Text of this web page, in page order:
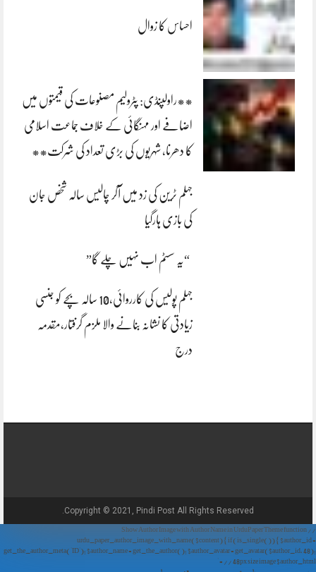
احساس کا زوال
**راولپنڈی: پٹرولیم مصنوعات کی قیمتوں میں
اضافے اور مہنگائی کے خلاف جماعت اسلامی
کا دھرنا، شہریوں کی بڑی تعداد کی شرکت**
جہلم ٹرین کی زد میں آکر چالیس سالہ شخص جان
کی بازی ہارگیا
“یہ سسٹم اب نہیں چلے گا”
جہلم پولیس کی کارروائی،10 سالہ بچے کو جنسی
زیادتی کا نشانہ بنانے والا ملزم گرفتار،مقدمہ
درج
Copyright © 2021, Pindi Post All Rights Reserved.
// Show Author Image with Author Name in UrduPaper Theme function
urdu_paper_author_image_with_name($content) { if (is_single()) { $author_id =
get_the_author_meta('ID'); $author_name = get_the_author(); $author_avatar = get_avatar($author_id, 48);
// 48px size image $author_html = '